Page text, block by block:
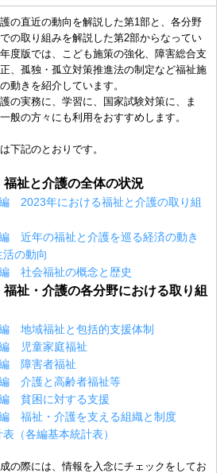
の直近の動向を解説した第1部と、各分野
の取り組みを解説した第2部からなってい
度版では、こども施策の強化、障害総合支
、孤独・孤立対策推進法の制定など福祉施
動きを紹介しています。
の実務に、学習に、国家試験対策に、ま
般の方々にも利用をおすすめします。
下記のとおりです。
祉と介護の全体の状況
2023年における福祉と介護の取り組
近年の福祉と介護を巡る経済の動き
活の動向
社会福祉の概念と歴史
祉・介護の各分野における取り組
地域福祉と包括的支援体制
児童家庭福祉
障害者福祉
介護と高齢者福祉等
貧困に対する支援
福祉・介護を支える組織と制度
（各編基本統計表）
の際には、情報を入念にチェックをしてお